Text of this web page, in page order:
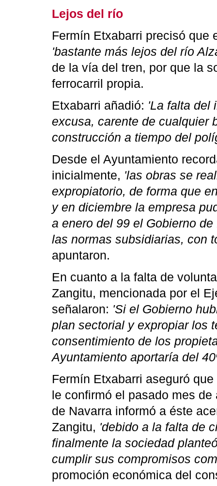
Lejos del río
Fermín Etxabarri precisó que
'bastante más lejos del río
de la vía del tren, por que la
ferrocarril propia.
Etxabarri añadió: 'La falta del
excusa, carente de cualquier
construcción a tiempo del
Desde el Ayuntamiento
inicialmente, 'las obras se
expropiatorio, de forma que
y en diciembre la empresa
a enero del 99 el Gobierno
las normas subsidiarias, con
apuntaron.
En cuanto a la falta de
Zangitu, mencionada por el
señalaron: 'Si el Gobierno
plan sectorial y expropiar los
consentimiento de los
Ayuntamiento aportaría del
Fermín Etxabarri aseguró
le confirmó el pasado mes
de Navarra informó a éste
Zangitu, 'debido a la falta de
finalmente la sociedad
cumplir sus compromisos
promoción económica del